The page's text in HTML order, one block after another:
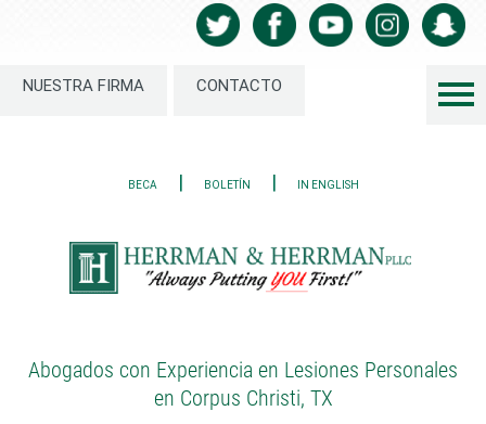
NUESTRA FIRMA CONTACTO
BECA | BOLETÍN | IN ENGLISH
Abogados con Experiencia en Lesiones Personales
en Corpus Christi, TX